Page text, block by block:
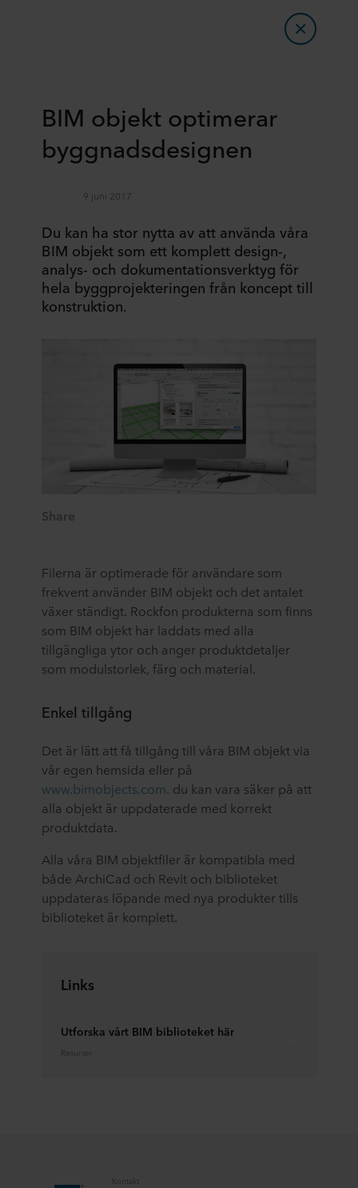
BIM objekt optimerar
byggnadsdesignen
9 juni 2017
Du kan ha stor nytta av att använda våra
BIM objekt som ett komplett design-,
analys- och dokumentationsverktyg för
hela byggprojekteringen från koncept till
konstruktion.
Share
Filerna är optimerade för användare som
frekvent använder BIM objekt och det antalet
växer ständigt. Rockfon produkterna som finns
som BIM objekt har laddats med alla
tillgängliga ytor och anger produktdetaljer
som modulstorlek, färg och material.
Enkel tillgång
Det är lätt att få tillgång till våra BIM objekt via
vår egen hemsida eller på
www.bimobjects.com. du kan vara säker på att
alla objekt är uppdaterade med korrekt
produktdata.
Alla våra BIM objektfiler är kompatibla med
både ArchiCad och Revit och biblioteket
uppdateras löpande med nya produkter tills
biblioteket är komplett.
Links
Utforska vårt BIM biblioteket här
Resurser
Kontakt